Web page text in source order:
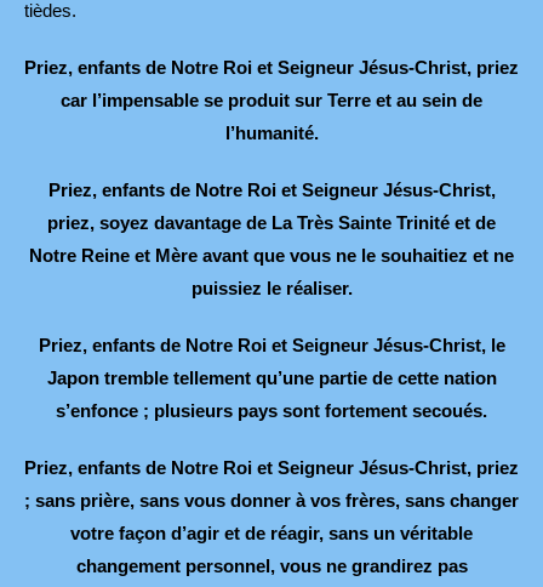
tièdes.
Priez, enfants de Notre Roi et Seigneur Jésus-Christ, priez
car l’impensable se produit sur Terre et au sein de
l’humanité.
Priez, enfants de Notre Roi et Seigneur Jésus-Christ,
priez, soyez davantage de La Très Sainte Trinité et de
Notre Reine et Mère avant que vous ne le souhaitiez et ne
puissiez le réaliser.
Priez, enfants de Notre Roi et Seigneur Jésus-Christ, le
Japon tremble tellement qu’une partie de cette nation
s’enfonce ; plusieurs pays sont fortement secoués.
Priez, enfants de Notre Roi et Seigneur Jésus-Christ, priez
; sans prière, sans vous donner à vos frères, sans changer
votre façon d’agir et de réagir, sans un véritable
changement personnel, vous ne grandirez pas